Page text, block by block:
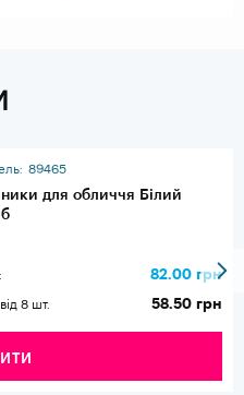
89465
для обличчя Білий
82.00 грн
8 шт. 58.50 грн